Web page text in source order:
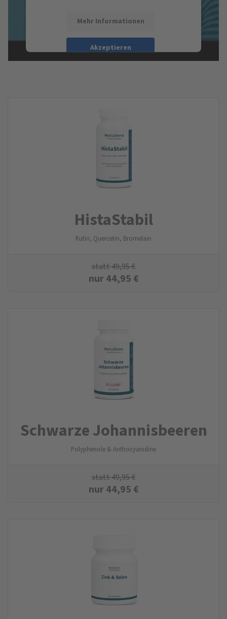
Mehr Informationen
Akzeptieren
HistaStabil
Rutin, Quercetin, Bromelain
statt49,95€
nur44,95 €
Schwarze Johannisbeeren
Polyphenole & Anthocyanidine
statt49,95€
nur44,95 €